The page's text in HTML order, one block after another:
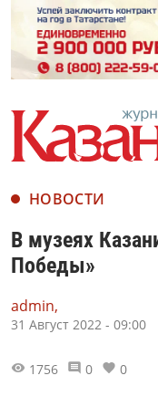
НОВОСТИ
В музеях
Победы»
admin,
31 Август 2022 - 09:00
1756 0 0